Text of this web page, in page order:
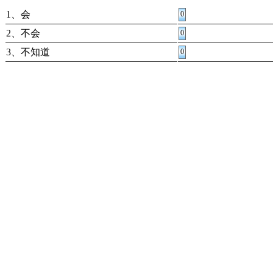
1、会
0
2、不会 0
3、不知道 0